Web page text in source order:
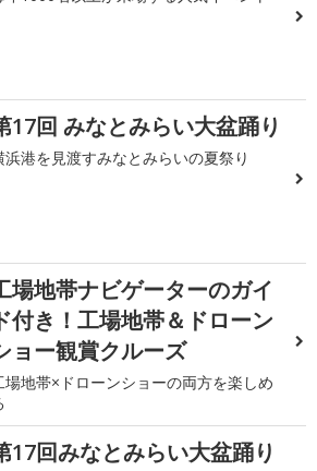
17回 みなとみらい大盆踊り
浜港を見渡すみなとみらいの夏祭り
場地帯ナビゲーターのガイ
付き！工場地帯＆ドローン
ョー観賞クルーズ
場地帯×ドローンショーの両方を楽しめ
17回みなとみらい大盆踊り